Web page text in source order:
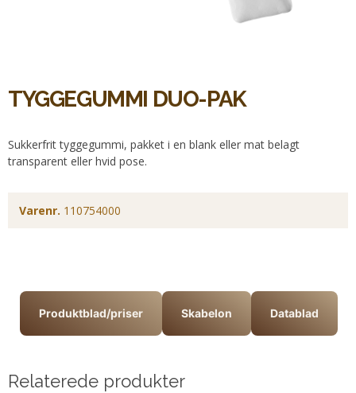
TYGGEGUMMI DUO-PAK
Sukkerfrit tyggegummi, pakket i en blank eller mat belagt
transparent eller hvid pose.
Varenr. 110754000
Produktblad/priser Skabelon Datablad
Relaterede produkter